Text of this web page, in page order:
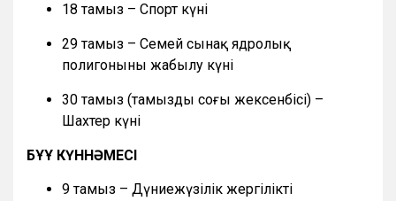
18 тамыз – Спорт күні
29 тамыз – Семей сынақ ядролық
полигонының жабылу күні
30 тамыз (тамыздың соңғы жексенбісі) –
Шахтер күні
БҰҰ КҮННӘМЕСІ
9 тамыз – Дүниежүзілік жергілікті